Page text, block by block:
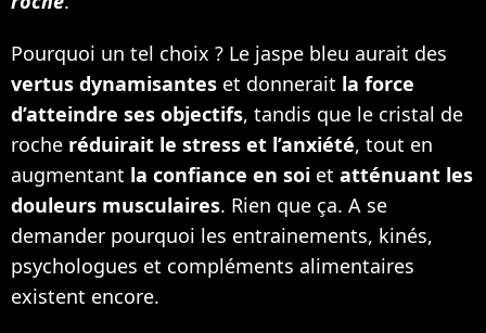
Pourquoi un tel choix ? Le jaspe bleu aurait des
vertus dynamisantes et donnerait la force
d’atteindre ses objectifs, tandis que le cristal de
roche réduirait le stress et l’anxiété, tout en
augmentant la confiance en soi et atténuant les
douleurs musculaires. Rien que ça. A se
demander pourquoi les entrainements, kinés,
psychologues et compléments alimentaires
existent encore.